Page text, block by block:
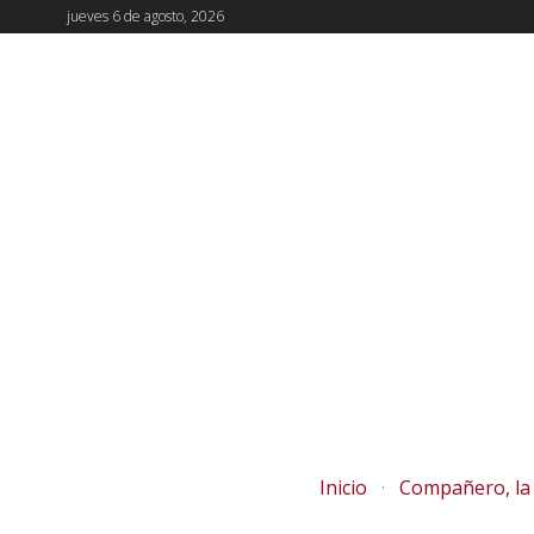
jueves 6 de agosto, 2026
Inicio Compañero,